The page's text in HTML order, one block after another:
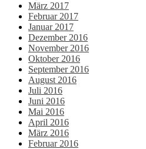
März 2017
Februar 2017
Januar 2017
Dezember 2016
November 2016
Oktober 2016
September 2016
August 2016
Juli 2016
Juni 2016
Mai 2016
April 2016
März 2016
Februar 2016